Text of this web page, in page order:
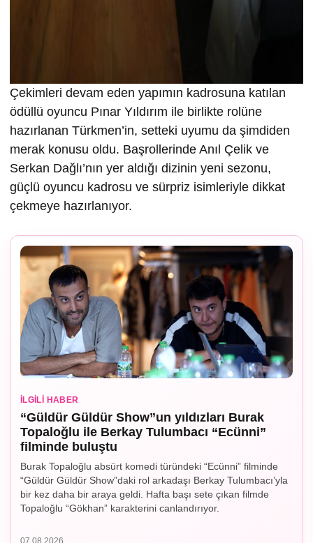
Çekimleri devam eden yapımın kadrosuna katılan
ödüllü oyuncu Pınar Yıldırım ile birlikte rolüne
hazırlanan Türkmen’in, setteki uyumu da şimdiden
merak konusu oldu. Başrollerinde Anıl Çelik ve
Serkan Dağlı’nın yer aldığı dizinin yeni sezonu,
güçlü oyuncu kadrosu ve sürpriz isimleriyle dikkat
çekmeye hazırlanıyor.
İLGILI HABER
“Güldür Güldür Show”un yıldızları Burak
Topaloğlu ile Berkay Tulumbacı “Ecünni”
filminde buluştu
Burak Topaloğlu absürt komedi türündeki “Ecünni” filminde
“Güldür Güldür Show”daki rol arkadaşı Berkay Tulumbacı’yla
bir kez daha bir araya geldi. Hafta başı sete çıkan filmde
Topaloğlu “Gökhan” karakterini canlandırıyor.
07.08.2026